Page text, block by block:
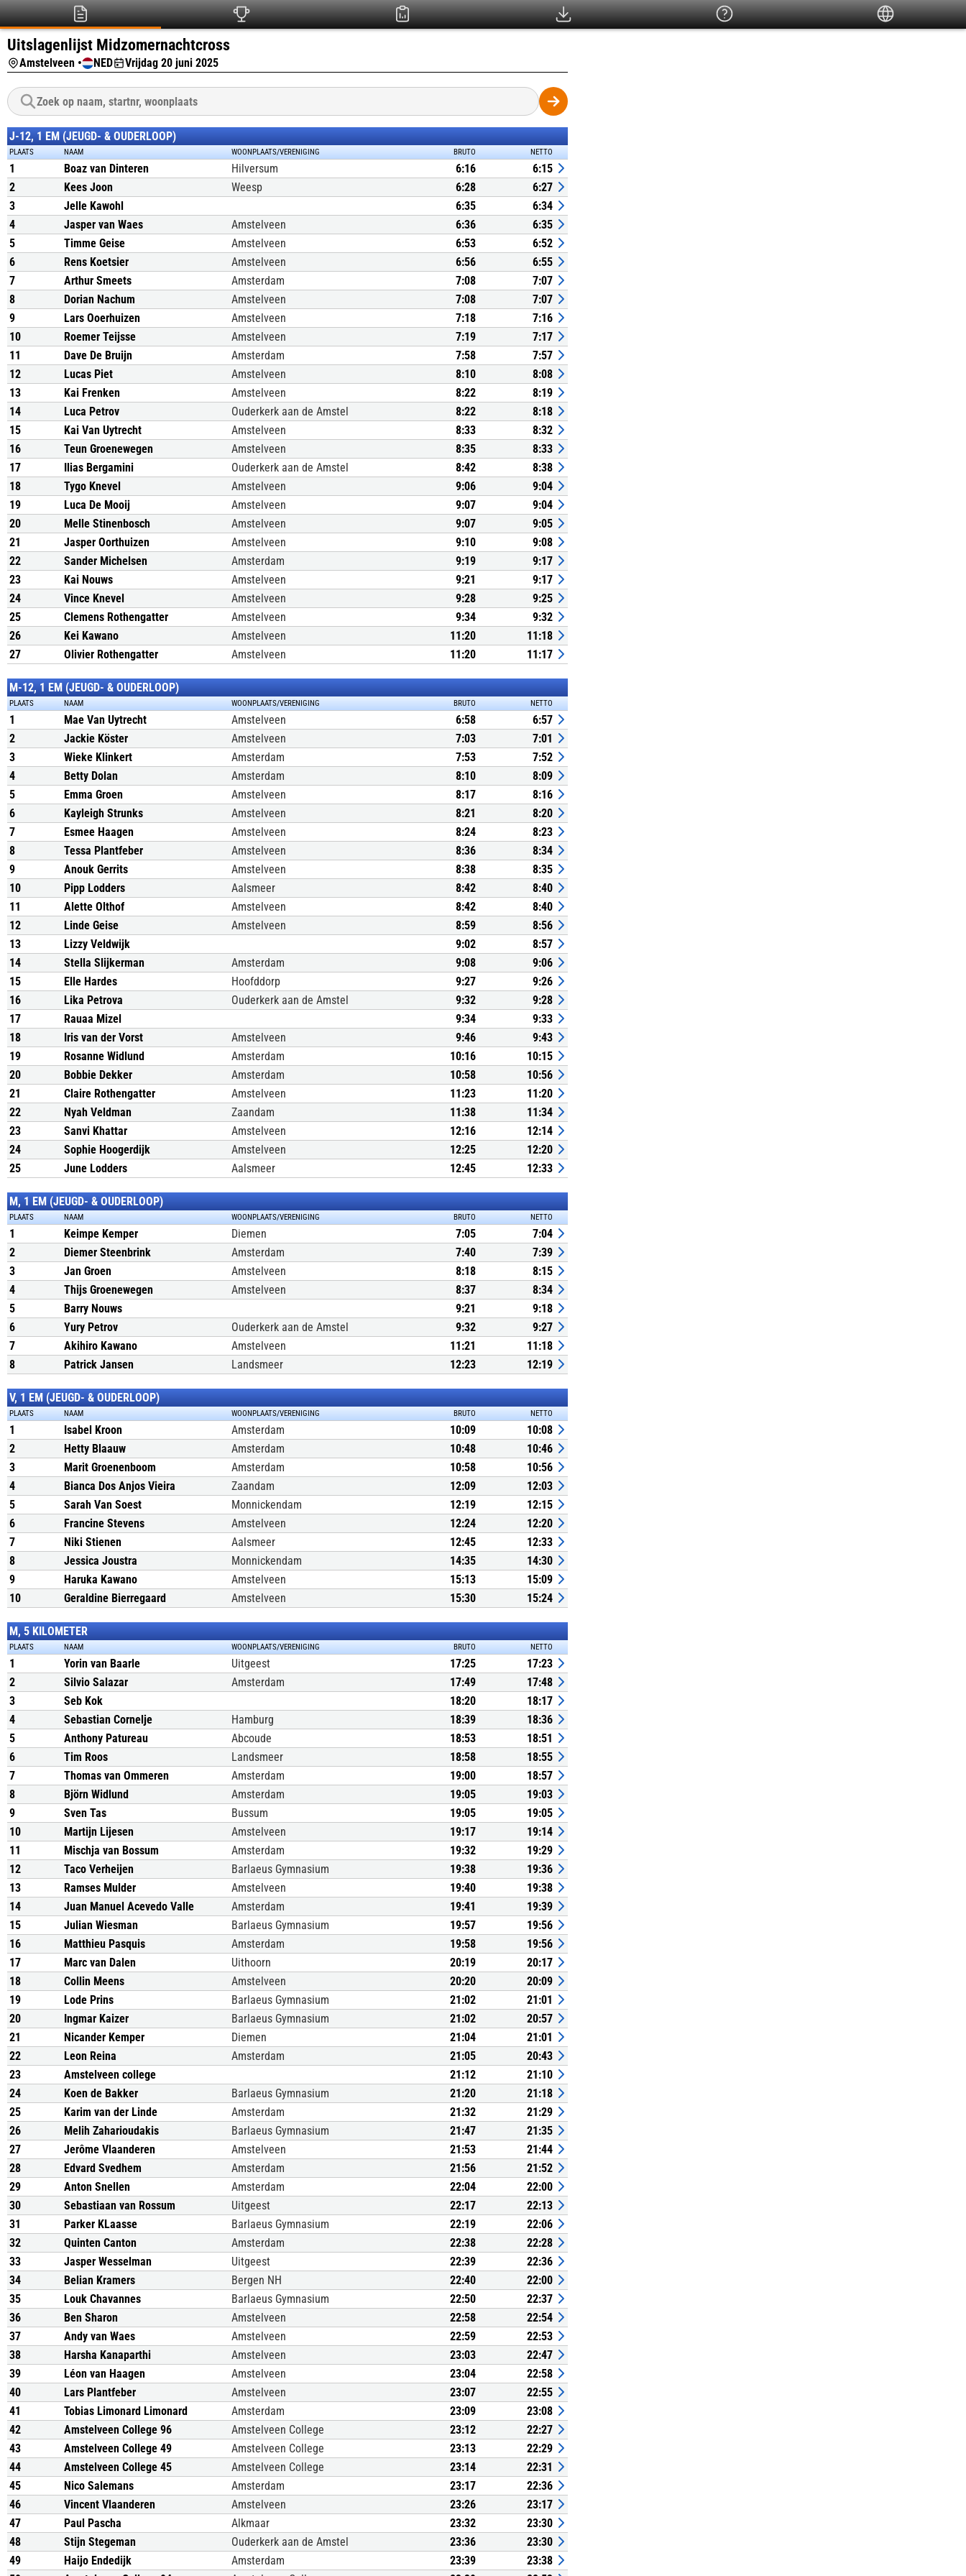
Uitslagenlijst Midzomernachtcross
Amstelveen • NED Vrijdag 20 juni 2025
J-12, 1 EM (JEUGD- & OUDERLOOP)
PLAATS NAAM WOONPLAATS/VERENIGING BRUTO NETTO
1 Boaz van Dinteren Hilversum 6:16
6:15
2
Kees Joon Weesp 6:28
6:27
3
Jelle Kawohl 6:35
6:34
4
Jasper van Waes Amstelveen 6:36
6:35
5
Timme Geise Amstelveen 6:53
6:52
6
Rens Koetsier Amstelveen 6:56
6:55
7
Arthur Smeets Amsterdam 7:08
7:07
8
Dorian Nachum Amstelveen 7:08
7:07
9
Lars Ooerhuizen Amstelveen 7:18
7:16
10
Roemer Teijsse Amstelveen 7:19
7:17
11
Dave De Bruijn Amsterdam 7:58
7:57
12
Lucas Piet Amstelveen 8:10
8:08
13
Kai Frenken Amstelveen 8:22
8:19
14
Luca Petrov Ouderkerk aan de Amstel 8:22
8:18
15
Kai Van Uytrecht Amstelveen 8:33
8:32
16
Teun Groenewegen Amstelveen 8:35
8:33
17
Ilias Bergamini Ouderkerk aan de Amstel 8:42
8:38
18
Tygo Knevel Amstelveen 9:06
9:04
19
Luca De Mooij Amstelveen 9:07
9:04
20
Melle Stinenbosch Amstelveen 9:07
9:05
21
Jasper Oorthuizen Amstelveen 9:10
9:08
22
Sander Michelsen Amsterdam 9:19
9:17
23
Kai Nouws Amstelveen 9:21
9:17
24
Vince Knevel Amstelveen 9:28
9:25
25
Clemens Rothengatter Amstelveen 9:34
9:32
26
Kei Kawano Amstelveen 11:20
11:18
27
Olivier Rothengatter Amstelveen 11:20 11:17
M-12, 1 EM (JEUGD- & OUDERLOOP)
PLAATS NAAM WOONPLAATS/VERENIGING BRUTO NETTO
1 Mae Van Uytrecht Amstelveen 6:58
6:57
2
Jackie Köster Amstelveen 7:03
7:01
3
Wieke Klinkert Amsterdam 7:53
7:52
4
Betty Dolan Amsterdam 8:10
8:09
5
Emma Groen Amstelveen 8:17
8:16
6
Kayleigh Strunks Amstelveen 8:21
8:20
7
Esmee Haagen Amstelveen 8:24
8:23
8
Tessa Plantfeber Amstelveen 8:36
8:34
9
Anouk Gerrits Amstelveen 8:38
8:35
10
Pipp Lodders Aalsmeer 8:42
8:40
11
Alette Olthof Amstelveen 8:42
8:40
12
Linde Geise Amstelveen 8:59
8:56
13
Lizzy Veldwijk 9:02
8:57
14
Stella Slijkerman Amsterdam 9:08
9:06
15
Elle Hardes Hoofddorp 9:27
9:26
16
Lika Petrova Ouderkerk aan de Amstel 9:32
9:28
17
Rauaa Mizel 9:34
9:33
18
Iris van der Vorst Amstelveen 9:46
9:43
19
Rosanne Widlund Amsterdam 10:16
10:15
20
Bobbie Dekker Amsterdam 10:58
10:56
21
Claire Rothengatter Amstelveen 11:23
11:20
22
Nyah Veldman Zaandam 11:38
11:34
23
Sanvi Khattar Amstelveen 12:16
12:14
24
Sophie Hoogerdijk Amstelveen 12:25
12:20
25
June Lodders Aalsmeer 12:45 12:33
M, 1 EM (JEUGD- & OUDERLOOP)
PLAATS NAAM WOONPLAATS/VERENIGING BRUTO NETTO
1 Keimpe Kemper Diemen 7:05
7:04
2
Diemer Steenbrink Amsterdam 7:40
7:39
3
Jan Groen Amstelveen 8:18
8:15
4
Thijs Groenewegen Amstelveen 8:37
8:34
5
Barry Nouws 9:21
9:18
6
Yury Petrov Ouderkerk aan de Amstel 9:32
9:27
7
Akihiro Kawano Amstelveen 11:21
11:18
8
Patrick Jansen Landsmeer 12:23 12:19
V, 1 EM (JEUGD- & OUDERLOOP)
PLAATS NAAM WOONPLAATS/VERENIGING BRUTO NETTO
1 Isabel Kroon Amsterdam 10:09
10:08
2
Hetty Blaauw Amsterdam 10:48
10:46
3
Marit Groenenboom Amsterdam 10:58
10:56
4
Bianca Dos Anjos Vieira Zaandam 12:09
12:03
5
Sarah Van Soest Monnickendam 12:19
12:15
6
Francine Stevens Amstelveen 12:24
12:20
7
Niki Stienen Aalsmeer 12:45
12:33
8
Jessica Joustra Monnickendam 14:35
14:30
9
Haruka Kawano Amstelveen 15:13
15:09
10
Geraldine Bierregaard Amstelveen 15:30 15:24
M, 5 KILOMETER
PLAATS NAAM WOONPLAATS/VERENIGING BRUTO NETTO
1 Yorin van Baarle Uitgeest 17:25
17:23
2
Silvio Salazar Amsterdam 17:49
17:48
3
Seb Kok 18:20
18:17
4
Sebastian Cornelje Hamburg 18:39
18:36
5
Anthony Patureau Abcoude 18:53
18:51
6
Tim Roos Landsmeer 18:58
18:55
7
Thomas van Ommeren Amsterdam 19:00
18:57
8
Björn Widlund Amsterdam 19:05
19:03
9
Sven Tas Bussum 19:05
19:05
10
Martijn Lijesen Amstelveen 19:17
19:14
11
Mischja van Bossum Amsterdam 19:32
19:29
12
Taco Verheijen Barlaeus Gymnasium 19:38
19:36
13
Ramses Mulder Amstelveen 19:40
19:38
14
Juan Manuel Acevedo Valle Amsterdam 19:41
19:39
15
Julian Wiesman Barlaeus Gymnasium 19:57
19:56
16
Matthieu Pasquis Amsterdam 19:58
19:56
17
Marc van Dalen Uithoorn 20:19
20:17
18
Collin Meens Amstelveen 20:20
20:09
19
Lode Prins Barlaeus Gymnasium 21:02
21:01
20
Ingmar Kaizer Barlaeus Gymnasium 21:02
20:57
21
Nicander Kemper Diemen 21:04
21:01
22
Leon Reina Amsterdam 21:05
20:43
23
Amstelveen college 21:12
21:10
24
Koen de Bakker Barlaeus Gymnasium 21:20
21:18
25
Karim van der Linde Amsterdam 21:32
21:29
26
Melih Zaharioudakis Barlaeus Gymnasium 21:47
21:35
27
Jerôme Vlaanderen Amstelveen 21:53
21:44
28
Edvard Svedhem Amsterdam 21:56
21:52
29
Anton Snellen Amsterdam 22:04
22:00
30
Sebastiaan van Rossum Uitgeest 22:17
22:13
31
Parker KLaasse Barlaeus Gymnasium 22:19
22:06
32
Quinten Canton Amsterdam 22:38
22:28
33
Jasper Wesselman Uitgeest 22:39
22:36
34
Belian Kramers Bergen NH 22:40
22:00
35
Louk Chavannes Barlaeus Gymnasium 22:50
22:37
36
Ben Sharon Amstelveen 22:58
22:54
37
Andy van Waes Amstelveen 22:59
22:53
38
Harsha Kanaparthi Amstelveen 23:03
22:47
39
Léon van Haagen Amstelveen 23:04
22:58
40
Lars Plantfeber Amstelveen 23:07
22:55
41
Tobias Limonard Limonard Amsterdam 23:09
23:08
42
Amstelveen College 96 Amstelveen College 23:12
22:27
43
Amstelveen College 49 Amstelveen College 23:13
22:29
44
Amstelveen College 45 Amstelveen College 23:14
22:31
45
Nico Salemans Amsterdam 23:17
22:36
46
Vincent Vlaanderen Amstelveen 23:26
23:17
47
Paul Pascha Alkmaar 23:32
23:30
48
Stijn Stegeman Ouderkerk aan de Amstel 23:36
23:30
49
Haijo Endedijk Amsterdam 23:39
23:38